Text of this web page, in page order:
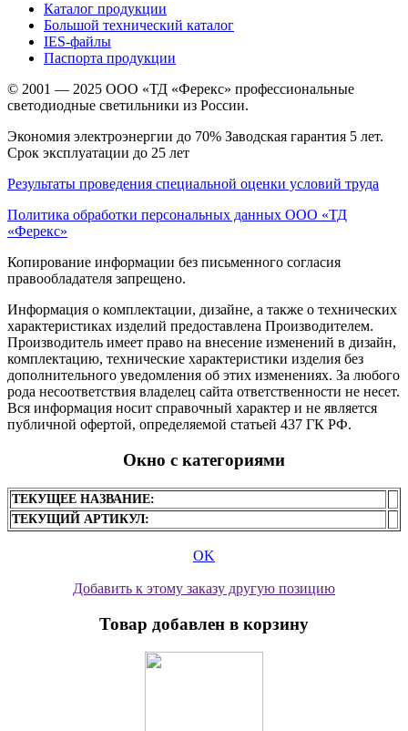
Каталог продукции
Большой технический каталог
IES-файлы
Паспорта продукции
© 2001 — 2025 ООО «ТД «Ферекс» профессиональные
светодиодные светильники из России.
Экономия электроэнергии до 70% Заводская гарантия 5 лет.
Срок эксплуатации до 25 лет
Результаты проведения специальной оценки условий труда
Политика обработки персональных данных ООО «ТД
«Ферекс»
Копирование информации без письменного согласия
правообладателя запрещено.
Информация о комплектации, дизайне, а также о технических
характеристиках изделий предоставлена Производителем.
Производитель имеет право на внесение изменений в дизайн,
комплектацию, технические характеристики изделия без
дополнительного уведомления об этих изменениях. За любого
рода несоответствия владелец сайта ответственности не несет.
Вся информация носит справочный характер и не является
публичной офертой, определяемой статьей 437 ГК РФ.
Окно с категориями
ТЕКУЩЕЕ НАЗВАНИЕ:
ТЕКУЩИЙ АРТИКУЛ:
OK
Добавить к этому заказу другую позицию
Товар добавлен в корзину